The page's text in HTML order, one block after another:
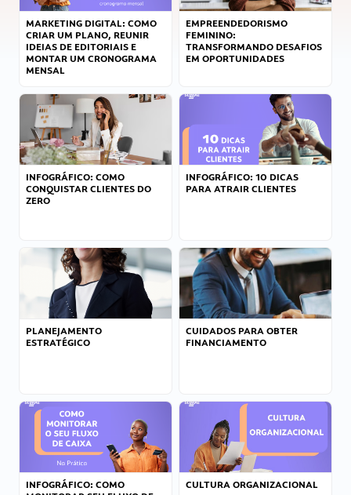
MARKETING DIGITAL: COMO
CRIAR UM PLANO, REUNIR
IDEIAS DE EDITORIAIS E
MONTAR UM CRONOGRAMA
MENSAL
EMPREENDEDORISMO
FEMININO:
TRANSFORMANDO DESAFIOS
EM OPORTUNIDADES
INFOGRÁFICO: COMO
CONQUISTAR CLIENTES DO
ZERO
INFOGRÁFICO: 10 DICAS
PARA ATRAIR CLIENTES
PLANEJAMENTO
ESTRATÉGICO
CUIDADOS PARA OBTER
FINANCIAMENTO
INFOGRÁFICO: COMO
CULTURA ORGANIZACIONAL